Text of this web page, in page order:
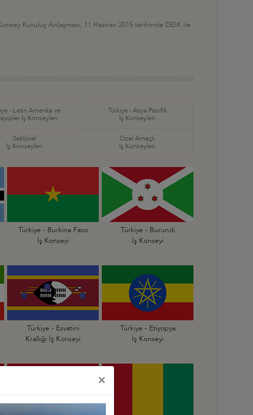
Kuruluş Anlaşması, 11 Haziran 2015 tarihinde DEİK ile
- Latin Amerika ve
İş Konseyleri
Türkiye - Asya Pasifik
İş Konseyleri
Sektörel
İş Konseyleri
Özel Amaçlı
İş Konseyleri
Türkiye - Burkina Faso
İş Konseyi
Türkiye - Burundi
İş Konseyi
Türkiye - Esvatini
Krallığı İş Konseyi
Türkiye - Etiyopya
İş Konseyi
×